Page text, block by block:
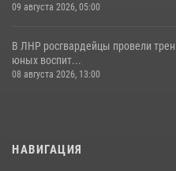
09 августа 2026, 05:00
В ЛНР росгвардейцы провели
юных воспит...
08 августа 2026, 13:00
НАВИГАЦИЯ